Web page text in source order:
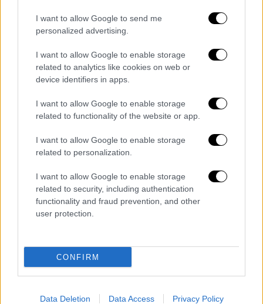
I want to allow Google to send me
personalized advertising.
I want to allow Google to enable storage
related to analytics like cookies on web or
device identifiers in apps.
I want to allow Google to enable storage
related to functionality of the website or app.
I want to allow Google to enable storage
related to personalization.
I want to allow Google to enable storage
related to security, including authentication
functionality and fraud prevention, and other
user protection.
CONFIRM
Data Deletion Data Access Privacy Policy
αύριο Δευτέρα 6 Φεβρουαρίου τα σχολεία θα
λειτουργήσουν μετηλεκπαίδευση
Τα δικαστήρια δεν θα λειτουργήσουν ομοίως
και τα εμπορικά καταστήματα θα
τηλεργασία στο δημόσιο τομέα.
για εφαρμογή
τηλεργασίαςέχει απευθύνει το υπουργείο
ομάδες υποθέσεων σε όλες τις ιδιωτικές
επιχειρήσεις, όπου αυτό είναι εφικτό.
Τονίζουμε και πάλι την ανάγκη για δραστικό
απολύτως απαραίτητες για διαρκή
ενημέρωση σχετικά με τη
οδικού δικτύου και τις μετεωρολογικές
προβλέψεις για τη λήψη όλων των